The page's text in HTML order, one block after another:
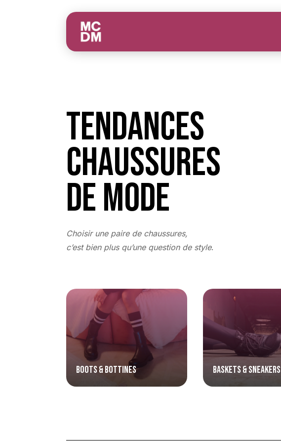
Tendances
Chaussures
de Mode
Choisir une paire de chaussures,
c’est bien plus qu’une question de style.
Boots & bottines Baskets & Sneakers